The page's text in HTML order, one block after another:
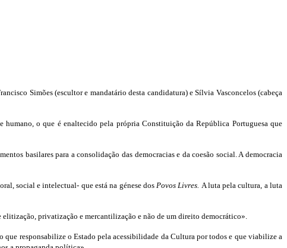
Simões (escultor e mandatário desta candidatura) e Sílvia Vasconcelos (cabeça
o que é enaltecido pela própria Constituição da República Portuguesa que
basilares para a consolidação das democracias e da coesão social. A democracia
social e intelectual- que está na génese dos Povos Livres. A luta pela cultura, a luta
privatização e mercantilização e não de um direito democrático».
responsabilize o Estado pela acessibilidade da Cultura por todos e que viabilize a